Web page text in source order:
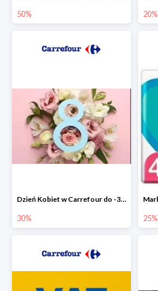
50% 20%
Dzień Kobiet w Carrefour do -30%
30% 25%